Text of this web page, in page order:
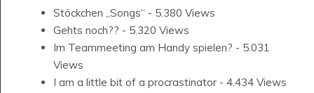
Stöckchen „Songs“ - 5.380 Views
Gehts noch?? - 5.320 Views
Im Teammeeting am Handy spielen? - 5.031
Views
I am a little bit of a procrastinator - 4.434 Views